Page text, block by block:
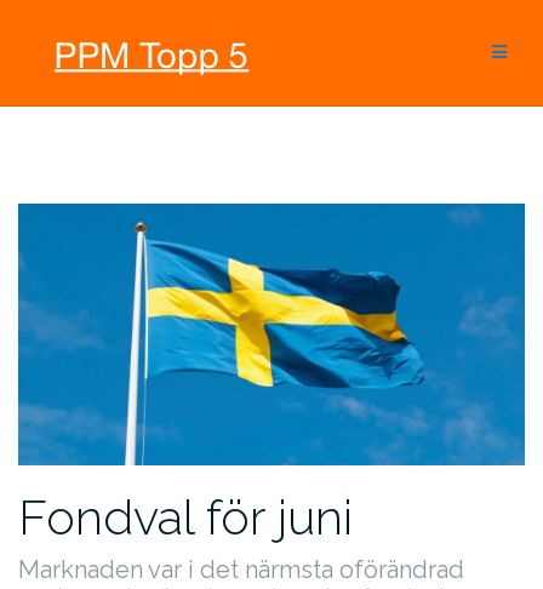
innehåll
Fondval för juni
Marknaden var i det närmsta oförändrad